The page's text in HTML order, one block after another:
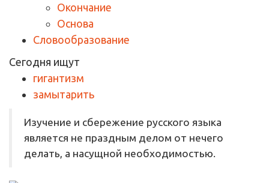
Окончание
Основа
Словообразование
Сегодня ищут
гигантизм
замытарить
Изучение и сбережение русского языка
является не праздным делом от нечего
делать, а насущной необходимостью.